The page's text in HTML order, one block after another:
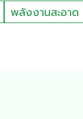
พลังงานสะอาด